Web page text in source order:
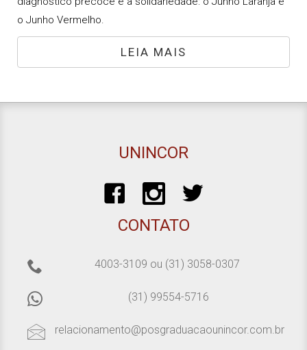
o Junho Vermelho.
LEIA MAIS
UNINCOR
CONTATO
4003-3109 ou (31) 3058-0307
(31) 99554-5716
relacionamento@posgraduacaounincor.com.br